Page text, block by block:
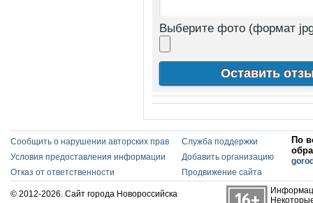
Выберите фото (формат
Сообщить о нарушении авторских прав
Условия предоставления информации
Отказ от ответственности
Служба поддержки
Добавить организацию
Продвижение сайта
По
© 2012-2026. Сайт города Новороссийска